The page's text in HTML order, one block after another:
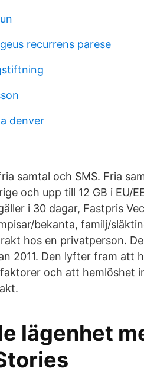
recurrens parese
denver
samtal och SMS. Fria
och upp till 12 GB i EU/
i 30 dagar, Fastpris
bekanta, familj/
hos en privatperson.
2011. Den lyfter fram att
och att hemlöshet
lägenhet